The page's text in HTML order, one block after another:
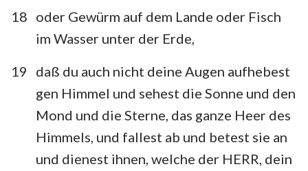
18 oder Gewürm auf dem Lande oder Fisch
im Wasser unter der Erde,
19
daß du auch nicht deine Augen aufhebest
gen Himmel und sehest die Sonne und den
Mond und die Sterne, das ganze Heer des
Himmels, und fallest ab und betest sie an
und dienest ihnen, welche der HERR, dein